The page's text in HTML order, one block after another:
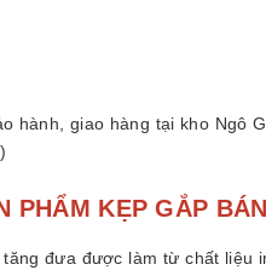
hành, giao hàng tại kho Ngô
PHẨM KẸP GẮP
đưa được làm từ chất liệu